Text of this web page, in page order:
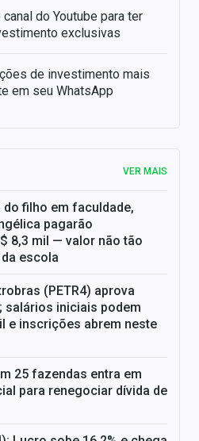
do Youtube para ter
exclusivas
de investimento mais
em seu WhatsApp
VER MAIS
filho em faculdade,
pagarão
8,3 mil — valor não tão
escola
(PETR4) aprova
salários iniciais podem
e inscrições abrem neste
25 fazendas entra em
para renegociar dívida de